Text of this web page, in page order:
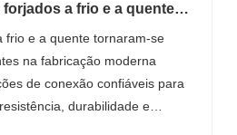
a frio e a quente
frio e a quente tornaram-se
na fabricação moderna
de conexão confiáveis ​​para
durabilidade e